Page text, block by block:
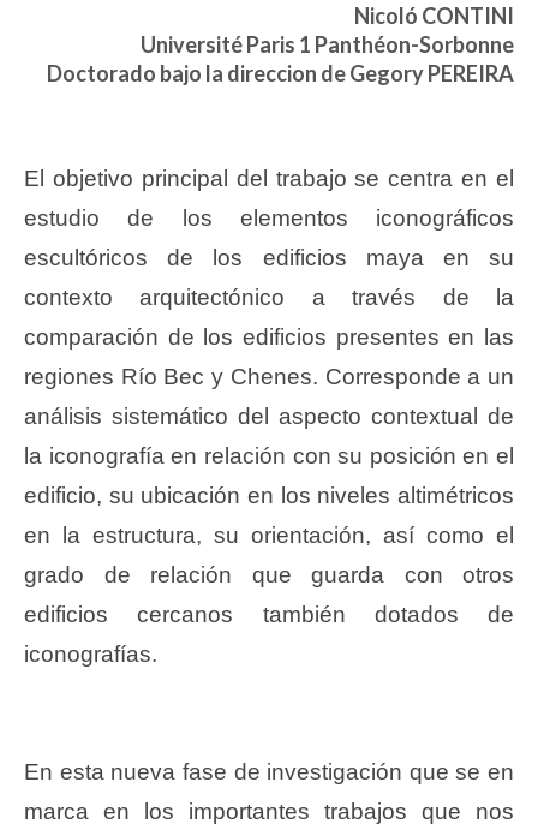
Nicoló CONTINI
Université Paris 1 Panthéon-Sorbonne
Doctorado bajo la direccion de Gegory PEREIRA
El objetivo principal del trabajo se centra en el
estudio de los elementos iconográficos
escultóricos de los edificios maya en su
contexto arquitectónico a través de la
comparación de los edificios presentes en las
regiones Río Bec y Chenes. Corresponde a un
análisis sistemático del aspecto contextual de
la iconografía en relación con su posición en el
edificio, su ubicación en los niveles altimétricos
en la estructura, su orientación, así como el
grado de relación que guarda con otros
edificios cercanos también dotados de
iconografías.
En esta nueva fase de investigación que se en
marca en los importantes trabajos que nos